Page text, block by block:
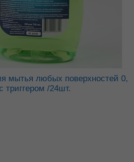
триггером /24шт.